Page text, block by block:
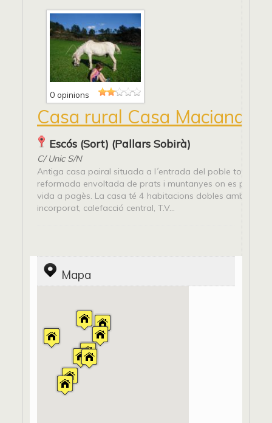
0 opinions
Casa rural Casa Maciana
Escós (Sort) (Pallars Sobirà)
C/ Unic S/N
Antiga casa pairal situada a l´entrada del poble totalment
reformada envoltada de prats i muntanyes on es pot
vida a pagès. La casa té 4 habitacions dobles amb bany
incorporat, calefacció central, T.V...
Mapa